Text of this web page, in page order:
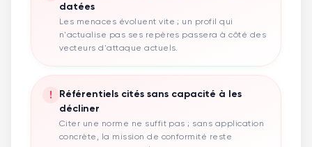
datées
Les menaces évoluent vite ; un profil qui
n'actualise pas ses repères passera à côté des
vecteurs d'attaque actuels.
!
Référentiels cités sans capacité à les
décliner
Citer une norme ne suffit pas ; sans application
concrète, la mission de conformité reste